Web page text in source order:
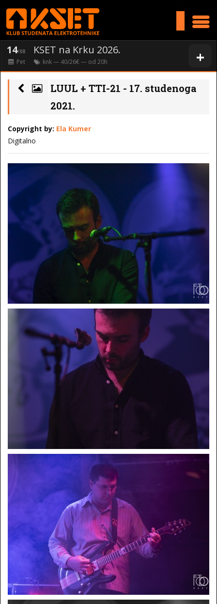
+
14/08 KSET na Krku 2026.
Pet knk— 40/26€ — od 20h
LUUL + TTI-21 - 17. studenoga
2021.
Copyright by: Ela Kumer
Digitalno